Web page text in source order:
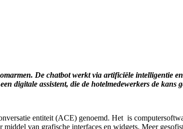
De chatbot werkt via artificiële intelligentie
digitale assistent, die de hotelmedewerkers de kans
entiteit (ACE) genoemd. Het is
van grafische interfaces en widgets. Meer